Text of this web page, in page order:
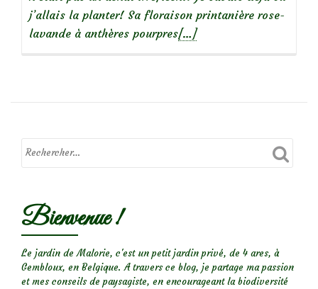
j’allais la planter! Sa floraison printanière rose-
lavande à anthères pourpresEn
‘Margareth
[…]
Bienvenue !
Le jardin de Malorie, c'est un petit jardin privé, de 4 ares, à
Gembloux, en Belgique. A travers ce blog, je partage ma passion
et mes conseils de paysagiste, en encourageant la biodiversité